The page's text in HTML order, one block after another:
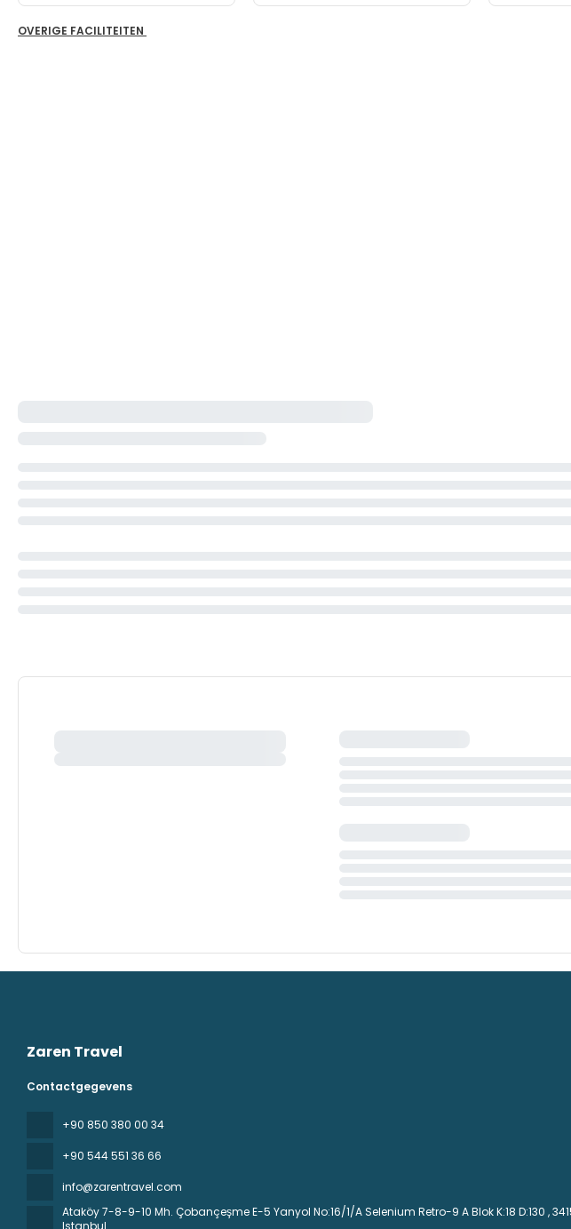
OVERIGE FACILITEITEN
Zaren Travel
Contactgegevens
+90 850 380 00 34
+90 544 551 36 66
info@zarentravel.com
Ataköy 7-8-9-10 Mh. Çobançeşme E-5 Yanyol No:16/1/A Selenium Retro-9 A Blok K:18 D:130 ,
Istanbul